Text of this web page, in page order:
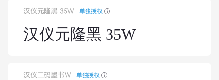
汉仪元隆黑 35W 单独授权
汉仪元隆黑 35W
汉仪二码墨书W 单独授权